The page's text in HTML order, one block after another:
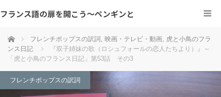
フランス語の扉を開こう～ペンギンと
ホーム フレンチポップスの訳詞 , 映画・テレビ・動画, 虎と小鳥のフラ
ンス日記
『双子姉妹の歌（ロシュフォールの恋人たちより）』～
「虎と小鳥のフランス日記」第53話 その3
フレンチポップスの訳詞